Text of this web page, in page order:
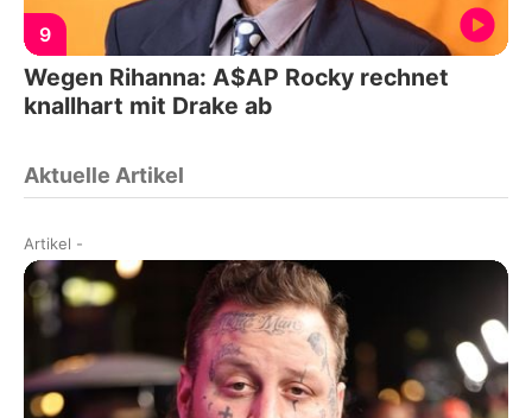
9
Wegen Rihanna: A$AP Rocky rechnet
knallhart mit Drake ab
Aktuelle Artikel
Artikel -